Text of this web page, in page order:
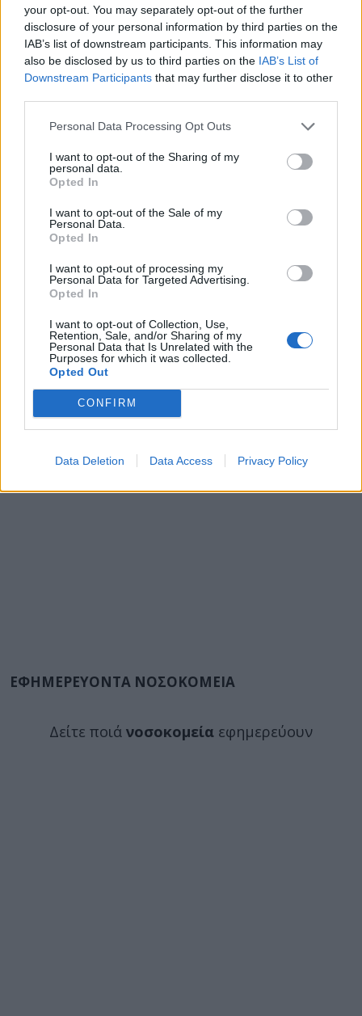
your opt-out. You may separately opt-out of the further
disclosure of your personal information by third parties on the
IAB’s list of downstream participants. This information may
also be disclosed by us to third parties on the IAB’s List of
Downstream Participants that may further disclose it to other
Personal Data Processing Opt Outs
I want to opt-out of the Sharing of my
personal data.
Opted In
I want to opt-out of the Sale of my
Personal Data.
Opted In
I want to opt-out of processing my
Personal Data for Targeted Advertising.
Opted In
I want to opt-out of Collection, Use,
Retention, Sale, and/or Sharing of my
Personal Data that Is Unrelated with the
Purposes for which it was collected.
Opted Out
CONFIRM
Data Deletion Data Access Privacy Policy
ΕΦΗΜΕΡΕΥΟΝΤΑ ΝΟΣΟΚΟΜΕΙΑ
Δείτε ποιά νοσοκομεία εφημερεύουν